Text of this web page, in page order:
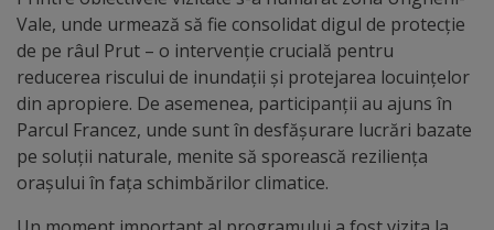
Personalități
marcante
Sportivi
de
performanță
Vale, unde urmează să fie consolidat digul de protecție
de pe râul Prut – o intervenție crucială pentru
reducerea riscului de inundații și protejarea locuințelor
din apropiere. De asemenea, participanții au ajuns în
Parcul Francez, unde sunt în desfășurare lucrări bazate
pe soluții naturale, menite să sporească reziliența
orașului în fața schimbărilor climatice.